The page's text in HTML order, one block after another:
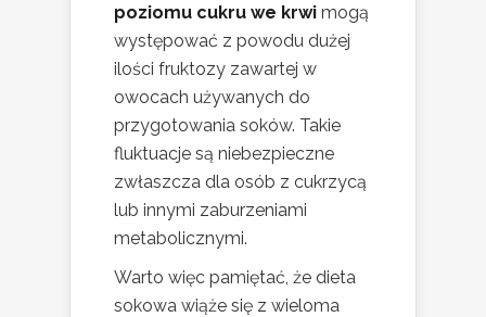
poziomu cukru we krwi mogą
występować z powodu dużej
ilości fruktozy zawartej w
owocach używanych do
przygotowania soków. Takie
fluktuacje są niebezpieczne
zwłaszcza dla osób z cukrzycą
lub innymi zaburzeniami
metabolicznymi.
Warto więc pamiętać, że dieta
sokowa wiąże się z wieloma